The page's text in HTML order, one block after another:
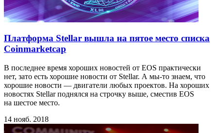
Платформа Stellar вышла на пятое место списка
Сoinmarketcap
В последнее время хороших новостей от EOS практически
нет, зато есть хорошие новости от Stellar. А мы-то знаем, что
хорошие новости — двигатели любых проектов. На хороших
новостях Stellar поднялся на строчку выше, сместив EOS
на шестое место.
14 нояб. 2018